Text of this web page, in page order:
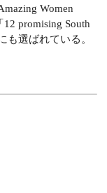
Women
promising South
も選ばれている。